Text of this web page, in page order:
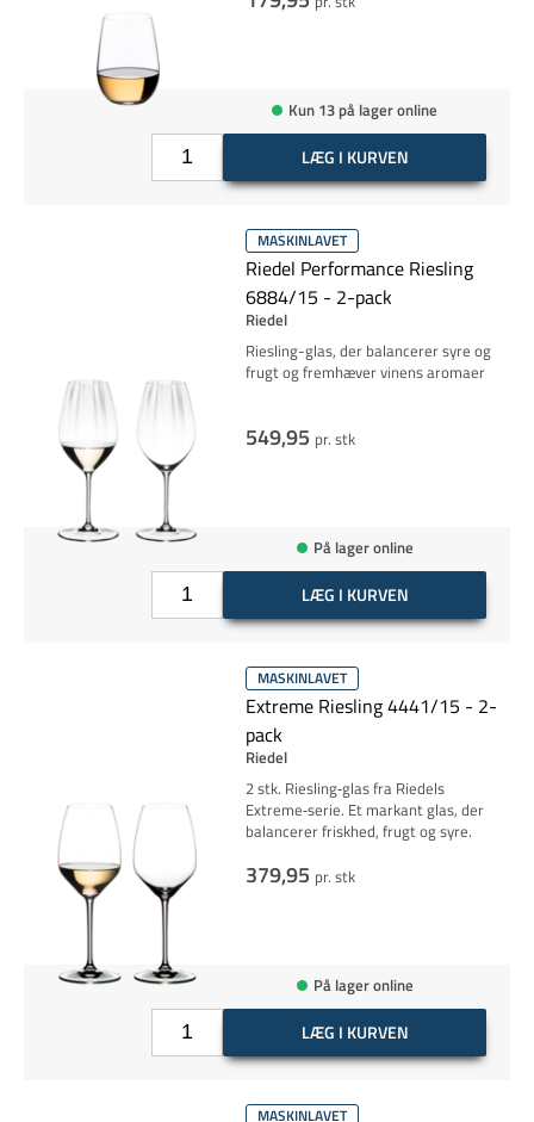
Kun 13 på lager online
LÆG I KURVEN
MASKINLAVET
Riedel Performance Riesling
6884/15 - 2-pack
Riedel
Riesling-glas, der balancerer syre og
frugt og fremhæver vinens aromaer
549,95 pr. stk
På lager online
LÆG I KURVEN
MASKINLAVET
Extreme Riesling 4441/15 - 2-
pack
Riedel
2 stk. Riesling‑glas fra Riedels
Extreme‑serie. Et markant glas, der
balancerer friskhed, frugt og syre.
379,95 pr. stk
På lager online
LÆG I KURVEN
MASKINLAVET